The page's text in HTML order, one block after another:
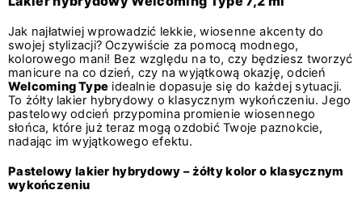
Jak najłatwiej wprowadzić lekkie, wiosenne akcenty do
swojej stylizacji? Oczywiście za pomocą modnego,
kolorowego mani! Bez względu na to, czy będziesz tworzyć
manicure na co dzień, czy na wyjątkową okazję, odcień
Welcoming Type idealnie dopasuje się do każdej sytuacji.
To żółty lakier hybrydowy o klasycznym wykończeniu. Jego
pastelowy odcień przypomina promienie wiosennego
słońca, które już teraz mogą ozdobić Twoje paznokcie,
nadając im wyjątkowego efektu.
Pastelowy lakier hybrydowy – żółty kolor o klasycznym
wykończeniu